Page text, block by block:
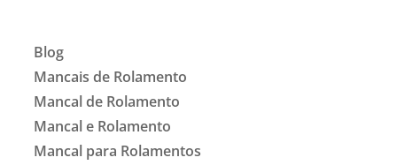
Blog
Mancais de Rolamento
Mancal de Rolamento
Mancal e Rolamento
Mancal para Rolamentos